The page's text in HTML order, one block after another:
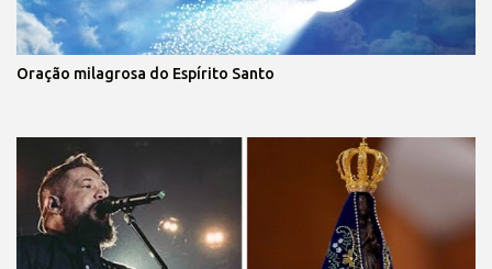
Oração milagrosa do Espírito Santo